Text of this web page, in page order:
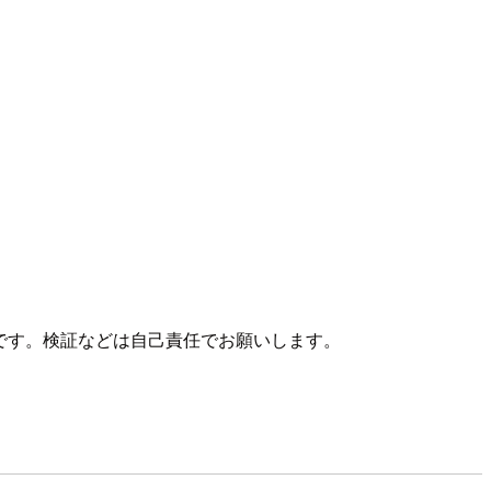
。検証などは自己責任でお願いします。